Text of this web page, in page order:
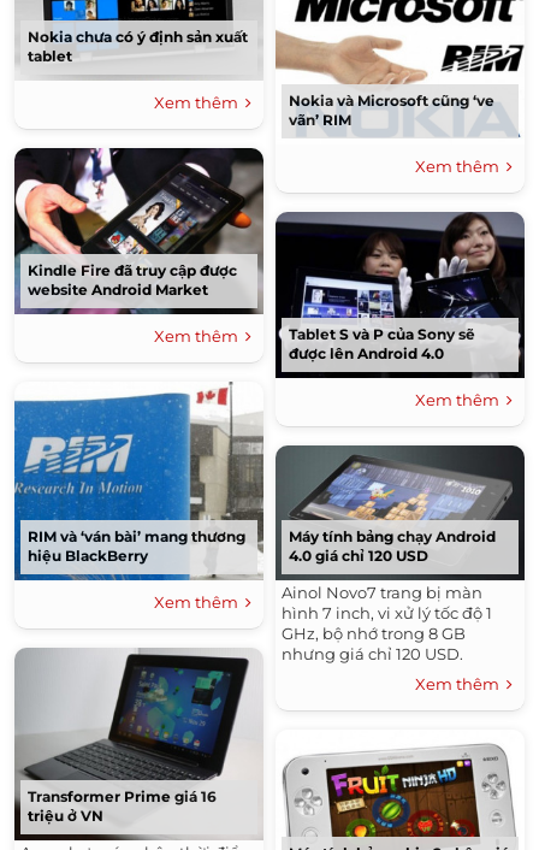
Nokia chưa có ý định sản xuất
tablet
Xem thêm
Kindle Fire đã truy cập được
website Android Market
Xem thêm
RIM và ‘ván bài’ mang thương
hiệu BlackBerry
Xem thêm
Transformer Prime giá 16
triệu ở VN
Nokia và Microsoft cũng ‘ve
vãn’ RIM
Xem thêm
Tablet S và P của Sony sẽ
được lên Android 4.0
Xem thêm
Máy tính bảng chạy Android
4.0 giá chỉ 120 USD
Ainol Novo7 trang bị màn
hình 7 inch, vi xử lý tốc độ 1
GHz, bộ nhớ trong 8 GB
nhưng giá chỉ 120 USD.
Xem thêm